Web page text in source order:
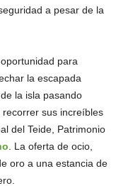
a pesar de la
para
la escapada
la isla pasando
sus increíbles
del Teide, Patrimonio
. La oferta de ocio,
oro a una estancia de